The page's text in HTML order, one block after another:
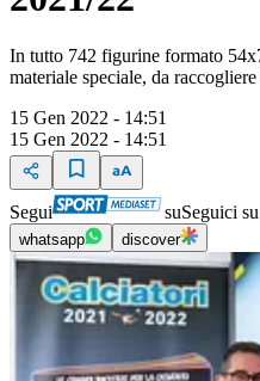
In tutto 742 figurine formato
materiale speciale, da
15 Gen 2022 - 14:51
15 Gen 2022 - 14:51
Segui suSeguici su
whatsapp discover